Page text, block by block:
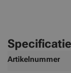
Meer
Artikelnummer